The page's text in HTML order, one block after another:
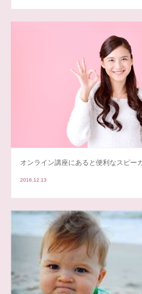
オンライン講座にあると便利なスピー
2016.12.13